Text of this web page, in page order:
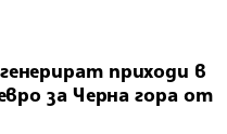
приходи в
за Черна гора от